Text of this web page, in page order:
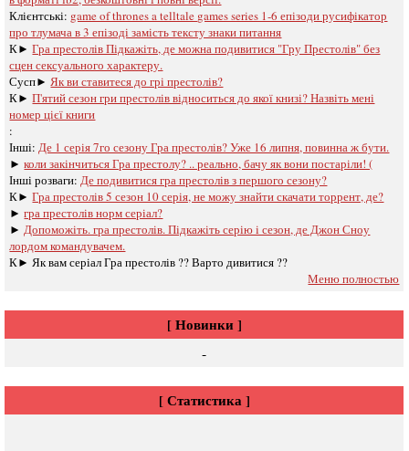
Клієнтські: game of thrones a telltale games series 1-6 епізоди русифікатор
про тлумача в 3 епізоді замість тексту знаки питання
К►Гра престолів Підкажіть, де можна подивитися "Гру Престолів" без
сцен сексуального характеру.
Сусп► Як ви ставитеся до грі престолів?
К►П'ятий сезон гри престолів відноситься до якої книзі? Назвіть мені
номер цієї книги
:
Інші: Де 1 серія 7го сезону Гра престолів? Уже 16 липня, повинна ж бути.
►коли закінчиться Гра престолу? .. реально, бачу як вони постаріли! (
Інші розваги: ​​ Де подивитися гра престолів з першого сезону?
К►Гра престолів 5 сезон 10 серія, не можу знайти скачати торрент, де?
►гра престолів норм серіал?
► Допоможіть. гра престолів. Підкажіть серію і сезон, де Джон Сноу
лордом командувачем.
К► Як вам серіал Гра престолів ?? Варто дивитися ??
Меню полностью
[ Новинки ]
-
[ Статистика ]